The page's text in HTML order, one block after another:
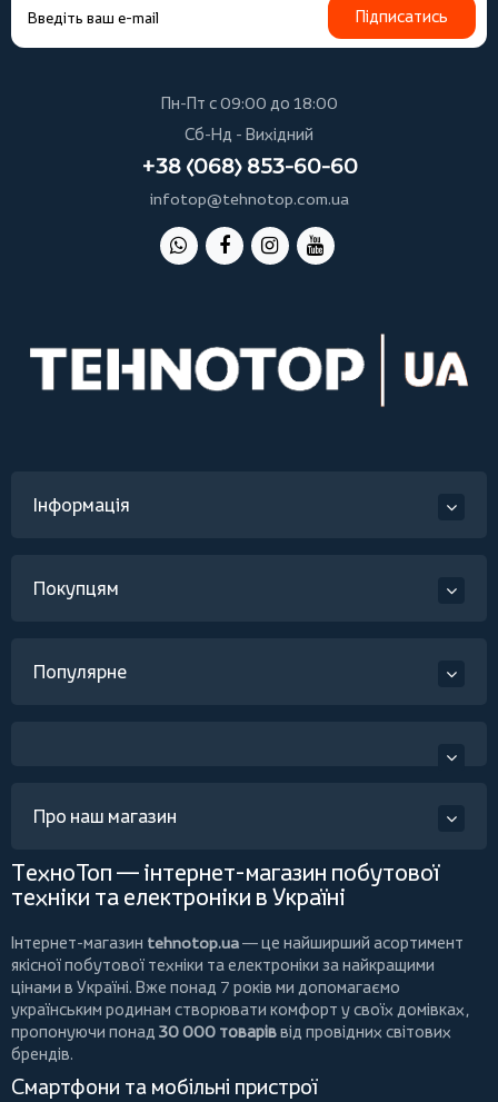
Підписатись
Пн-Пт с 09:00 до 18:00
Сб-Нд - Вихідний
+38 (068) 853-60-60
infotop@tehnotop.com.ua
Інформація
Покупцям
Популярне
Про наш магазин
ТехноТоп — інтернет-магазин побутової
техніки та електроніки в Україні
Інтернет-магазин tehnotop.ua— це найширший асортимент
якісної побутової техніки та електроніки за найкращими
цінами в Україні. Вже понад 7 років ми допомагаємо
українським родинам створювати комфорт у своїх домівках,
пропонуючи понад 30 000 товаріввід провідних світових
брендів.
Смартфони та мобільні пристрої